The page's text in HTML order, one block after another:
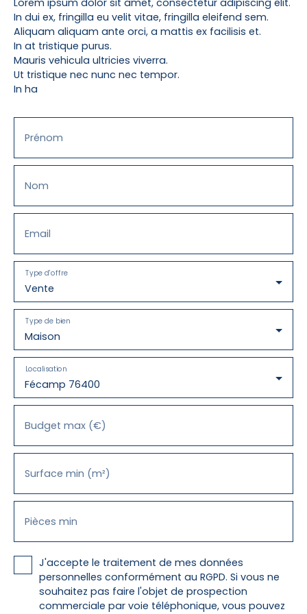
In dui ex, fringilla eu velit vitae, fringilla eleifend sem.
Aliquam aliquam ante orci, a mattis ex facilisis et.
In at tristique purus.
Mauris vehicula ultricies viverra.
Ut tristique nec nunc nec tempor.
In ha
Prénom
Nom
Email
Vente
Type d'offre
Maison
Type de bien
Fécamp 76400
Localisation
Budget max (€)
Surface min (m²)
Pièces min
J'accepte le traitement de mes données
personnelles conformément au RGPD. Si vous ne
souhaitez pas faire l'objet de prospection
commerciale par voie téléphonique, vous pouvez